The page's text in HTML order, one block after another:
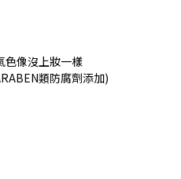
色像沒上妝一樣
類防腐劑添加)